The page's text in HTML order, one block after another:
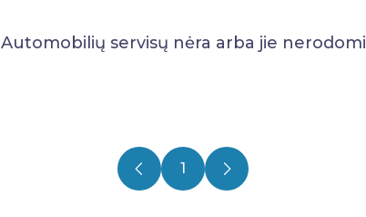
Automobilių servisų nėra arba jie nerodomi
1